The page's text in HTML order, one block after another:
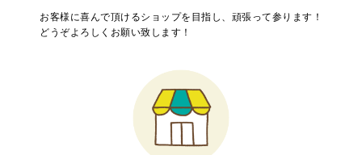
お客様に喜んで頂けるショップを目指し、頑張って参ります！
どうぞよろしくお願い致します！